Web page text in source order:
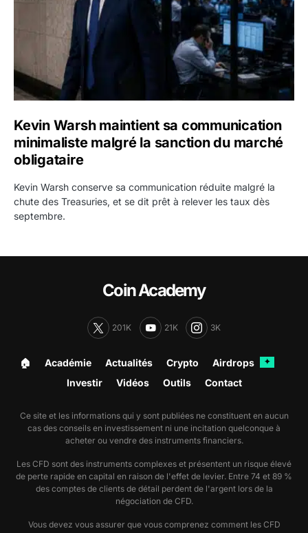
Kevin Warsh maintient sa communication
minimaliste malgré la sanction du marché
obligataire
Kevin Warsh conserve sa communication réduite malgré la
chute des Treasuries, et se dit prêt à relever les taux dès
septembre.
Coin Academy
201K 21K 3K
🏠︎ Académie Actualités Crypto Airdrops ✦
Investir Vidéos Outils Contact
Ce site et les informations qui y sont publiées ne constituent en aucun
cas des conseils en investissement ni une incitation quelconque à
acheter ou vendre des instruments financiers.
Les CFD sont des instruments complexes et présentent un risque élevé
de perte rapide en capital en raison de l'effet de levier. Entre 74 et 89 %
des comptes de clients de détail perdent de l'argent lors de la
négociation de CFD.
Vous devez vous assurer que vous comprenez comment les CFD